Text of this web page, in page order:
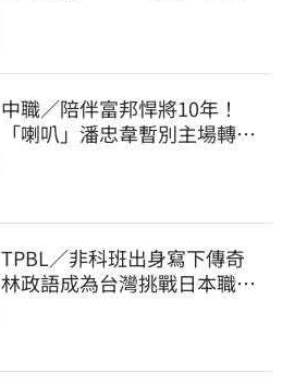
中職／陪伴富邦悍將10年！
「喇叭」潘忠韋暫別主場轉
TPBL／非科班出身寫下傳奇
林政語成為台灣挑戰日本職籃